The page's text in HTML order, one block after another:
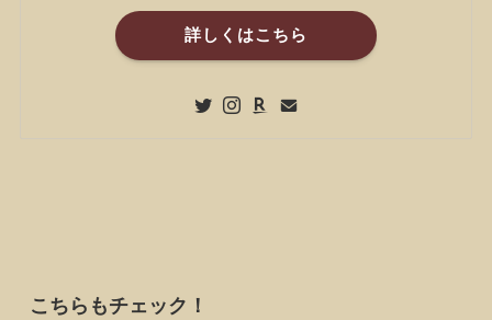
詳しくはこちら
こちらもチェック！